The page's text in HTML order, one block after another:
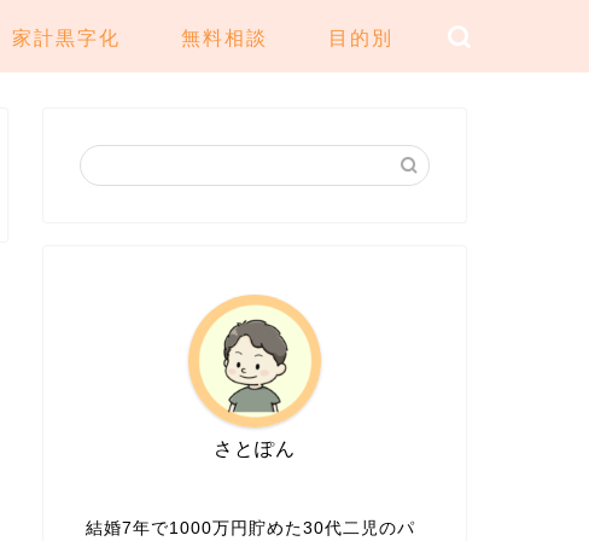
家計黒字化 無料相談 目的別
さとぽん
結婚7年で1000万円貯めた30代二児のパ